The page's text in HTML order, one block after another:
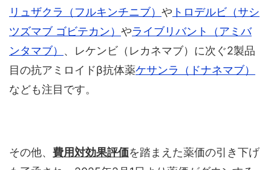
リュザクラ（フルキンチニブ） や トロデルビ（サシ
ツズマブ ゴビテカン） やライブリバント（アミバ
ンタマブ） 、レケンビ（レカネマブ）に次ぐ2製品
目の抗アミロイドβ抗体薬ケサンラ（ドナネマブ）
なども注目です。
その他、 費用対効果評価を踏まえた薬価の引き下げ